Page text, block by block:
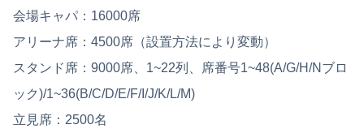
会場キャパ：16000席
アリーナ席：4500席（設置方法により変動）
スタンド席：9000席、1~22列、席番号1~48(A/G/H/Nブロ
ック)/1~36(B/C/D/E/F/I/J/K/L/M)
立見席：2500名